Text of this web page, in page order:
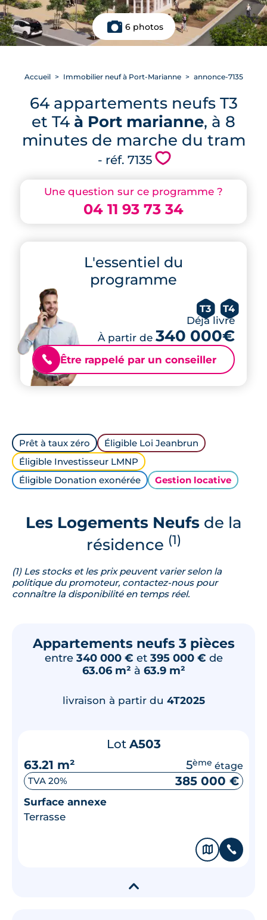
6 photos
Une question sur ce programme ?
04 11 93 73 34
L'essentiel du
programme
T3 T4
Déjà livré
À partir de 340 000€
📞 Être rappelé par un conseiller
Accueil Immobilier neuf à Port-Marianne annonce-7135
64 appartements neufs T3
et T4 à Port marianne, à 8
minutes de marche du tram
- réf. 7135 💗
Prêt à taux zéro
Éligible Loi Jeanbrun
Éligible Investisseur LMNP
Éligible Donation exonérée
Gestion locative
Les Logements Neufsde la
résidence (1)
(1) Les stocks et les prix peuvent varier selon la
politique du promoteur, contactez-nous pour
connaître la disponibilité en temps réel.
Appartements neufs 3 pièces
entre 340 000 € et 395 000 € de
63.06 m² à 63.9 m²
livraison à partir du 4T2025
Lot A503
63.21 m²
5ème étage
TVA 20% 385 000 €
Surface annexe
Terrasse
🗞 📞
▾